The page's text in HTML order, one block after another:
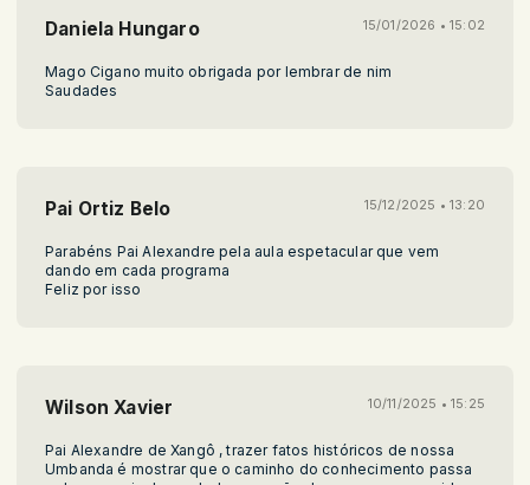
Daniela Hungaro 15/01/2026 • 15:02
Mago Cigano muito obrigada por lembrar de nim
Saudades
Pai Ortiz Belo 15/12/2025 • 13:20
Parabéns Pai Alexandre pela aula espetacular que vem
dando em cada programa
Feliz por isso
Wilson Xavier 10/11/2025 • 15:25
Pai Alexandre de Xangô , trazer fatos históricos de nossa
Umbanda é mostrar que o caminho do conhecimento passa